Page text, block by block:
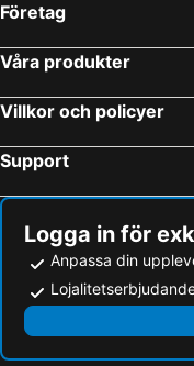
Företag
Våra produkter
Villkor och policyer
Support
Logga in för
Anpassa din